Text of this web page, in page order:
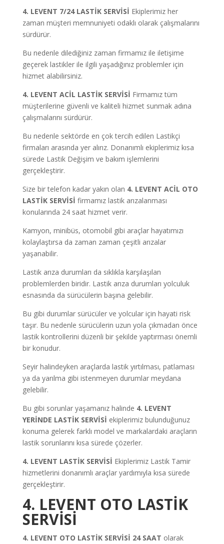
4. LEVENT 7/24 LASTİK SERVİSİ Ekiplerimiz her
zaman müşteri memnuniyeti odaklı olarak çalışmalarını
sürdürür.
Bu nedenle dilediğiniz zaman firmamız ile iletişime
geçerek lastikler ile ilgili yaşadığınız problemler için
hizmet alabilirsiniz.
4. LEVENT ACİL LASTİK SERVİSİ Firmamız tüm
müşterilerine güvenli ve kaliteli hizmet sunmak adına
çalışmalarını sürdürür.
Bu nedenle sektörde en çok tercih edilen Lastikçi
firmaları arasında yer alırız. Donanımlı ekiplerimiz kısa
sürede Lastik Değişim ve bakım işlemlerini
gerçekleştirir.
Size bir telefon kadar yakın olan 4. LEVENT ACİL OTO
LASTİK SERVİSİ firmamız lastik arızalanması
konularında 24 saat hizmet verir.
Kamyon, minibüs, otomobil gibi araçlar hayatımızı
kolaylaştırsa da zaman zaman çeşitli arızalar
yaşanabilir.
Lastik arıza durumları da sıklıkla karşılaşılan
problemlerden biridir. Lastik arıza durumları yolculuk
esnasında da sürücülerin başına gelebilir.
Bu gibi durumlar sürücüler ve yolcular için hayati risk
taşır. Bu nedenle sürücülerin uzun yola çıkmadan önce
lastik kontrollerini düzenli bir şekilde yaptırması önemli
bir konudur.
Seyir halindeyken araçlarda lastik yırtılması, patlaması
ya da yarılma gibi istenmeyen durumlar meydana
gelebilir.
Bu gibi sorunlar yaşamanız halinde 4. LEVENT
YERİNDE LASTİK SERVİSİ ekiplerimiz bulunduğunuz
konuma gelerek farklı model ve markalardaki araçların
lastik sorunlarını kısa sürede çözerler.
4. LEVENT LASTİK SERVİSİ Ekiplerimiz Lastik Tamir
hizmetlerini donanımlı araçlar yardımıyla kısa sürede
gerçekleştirir.
4. LEVENT OTO LASTİK
SERVİSİ
4. LEVENT OTO LASTİK SERVİSİ 24 SAAT olarak